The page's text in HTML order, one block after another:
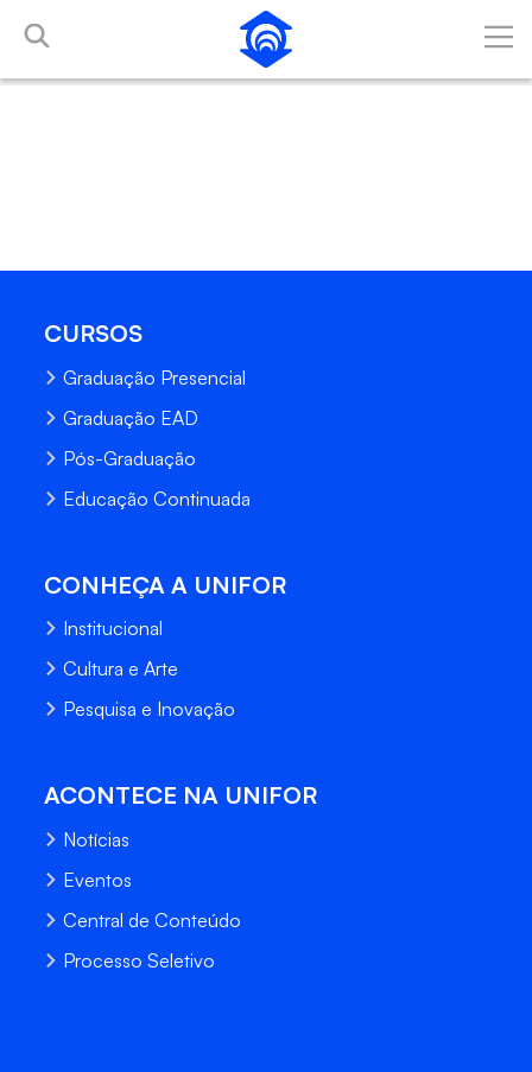
Pular para o Conteúdo principal
CURSOS
Graduação Presencial
Graduação EAD
Pós-Graduação
Educação Continuada
CONHEÇA A UNIFOR
Institucional
Cultura e Arte
Pesquisa e Inovação
ACONTECE NA UNIFOR
Notícias
Eventos
Central de Conteúdo
Processo Seletivo